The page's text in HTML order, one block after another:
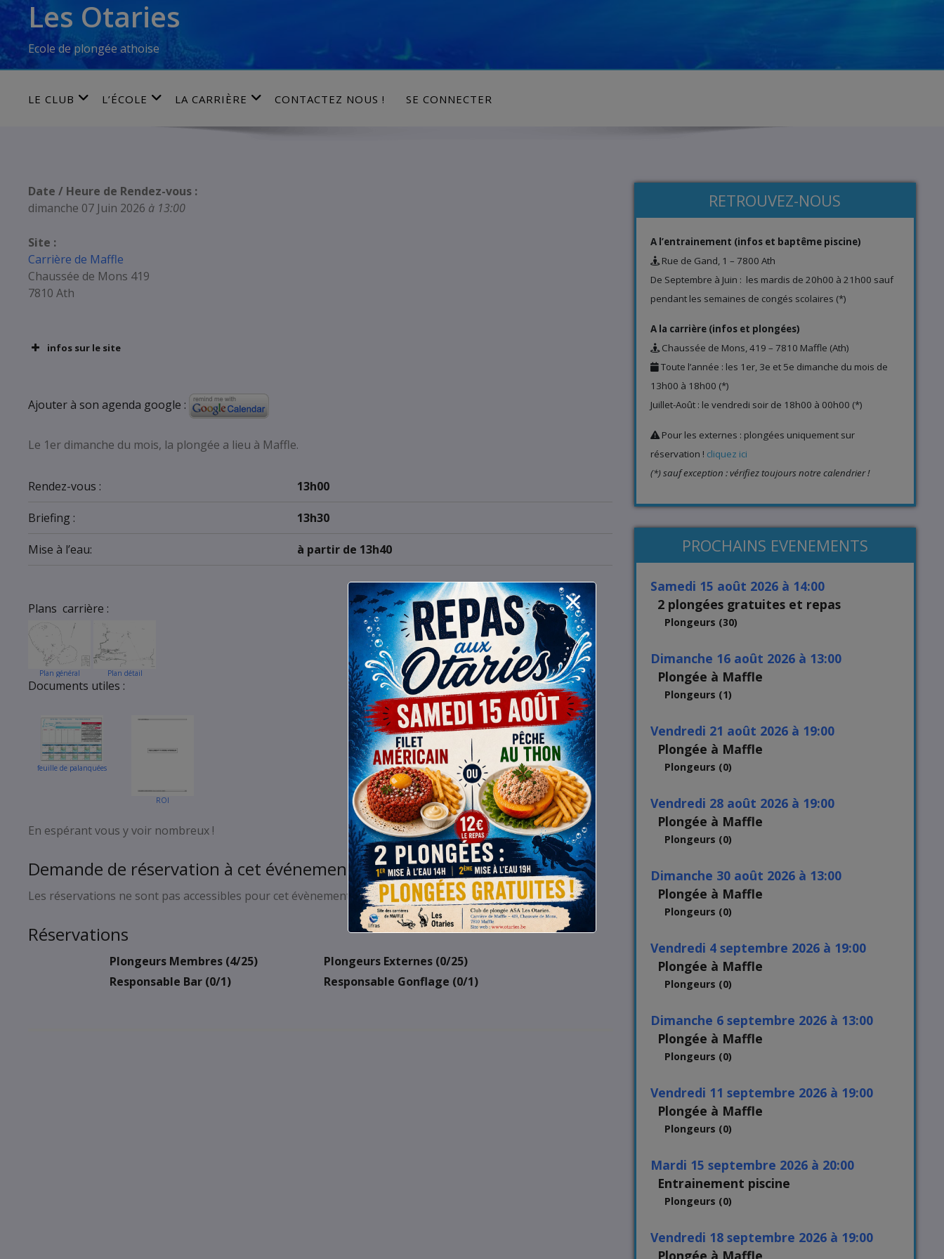
Skip
content
Les Otaries
Ecole de plongée athoise
LE CLUB L’ÉCOLE LA CARRIÈRE CONTACTEZ NOUS ! SE CONNECTER
Date / Heure de Rendez-vous :
dimanche 07 Juin 2026 à 13:00
Site :
Carrière de Maffle
Chaussée de Mons 419
7810 Ath
infos sur le site
Plan Géneral
Ajouter à son agenda google :
Le 1er dimanche du mois, la plongée a lieu à Maffle.
Rendez-vous : 13h00
Briefing : 13h30
Mise à l’eau: à partir de 13h40
Plans carrière :
Plan général Plan détail
Documents utiles :
feuille de palanquées
ROI
En espérant vous y voir nombreux !
Demande de réservation à cet événement
Les réservations ne sont pas accessibles pour cet évènement.
Réservations
Plongeurs Membres (4/25)
Plongeurs Externes (0/25)
Responsable Bar (0/1)
Responsable Gonflage (0/1)
RETROUVEZ-NOUS
A l’entrainement (infos et baptême piscine)
Rue de Gand, 1 – 7800 Ath
De Septembre à Juin : les mardis de 20h00 à 21h00 sauf
pendant les semaines de congés scolaires (*)
A la carrière (infos et plongées)
Chaussée de Mons, 419 – 7810 Maffle (Ath)
Toute l’année : les 1er, 3e et 5e dimanche du mois de
13h00 à 18h00 (*)
Juillet-Août : le vendredi soir de 18h00 à 00h00 (*)
Pour les externes : plongées uniquement sur
réservation ! cliquez ici
(*) sauf exception : vérifiez toujours notre calendrier !
PROCHAINS EVENEMENTS
samedi 15 août 2026 à 14:00
2 plongées gratuites et repas
Plongeurs (30)
dimanche 16 août 2026 à 13:00
Plongée à Maffle
Plongeurs (1)
vendredi 21 août 2026 à 19:00
Plongée à Maffle
Plongeurs (0)
vendredi 28 août 2026 à 19:00
Plongée à Maffle
Plongeurs (0)
dimanche 30 août 2026 à 13:00
Plongée à Maffle
Plongeurs (0)
vendredi 4 septembre 2026 à 19:00
Plongée à Maffle
Plongeurs (0)
dimanche 6 septembre 2026 à 13:00
Plongée à Maffle
Plongeurs (0)
vendredi 11 septembre 2026 à 19:00
Plongée à Maffle
Plongeurs (0)
mardi 15 septembre 2026 à 20:00
Entrainement piscine
Plongeurs (0)
vendredi 18 septembre 2026 à 19:00
Plongée à Maffle